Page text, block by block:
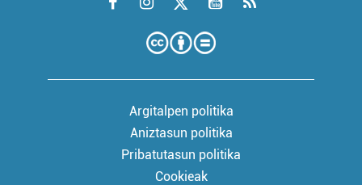
Argitalpen politika
Aniztasun politika
Pribatutasun politika
Cookieak